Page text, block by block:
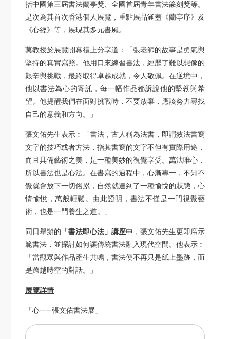
括中國第三屆書法蘭亭獎、全國首屆青年書法篆刻獎等。
是次為其首次香港個人展覽，重點展品涵蓋《蘭亭序》及
《心經》等，展現其多元書風。
莫教授於展覽開幕禮上分享道：「張老師的故事是勇氣與
堅持的真實寫照。他用口來練習書法，經歷了難以想像的
艱辛與挑戰，最終取得卓越成就，令人敬佩。在逆境中，
他以書法為心的寄託，每一幅作品都訴說他的堅韌與希
望。他提醒我們在面對挑戰時，不要放棄，應該努力尋找
自己的意義和方向。」
張文佑先生表示︰「書法，古人稱為法書，即謂效法書寫
文字的技巧或者方法，指其書寫的文字不但有實際用途，
而且具備藝術之美，是一種美妙的視覺享受。萬法唯心，
所以書法也是心法。在書寫的過程中，心漸專一，不知不
覺就會放下一切俗累，自然就達到了一種愉悅的狀態，心
情愉悅，萬般輕鬆。由此證明，書法不僅是一門視覺藝
術，也是一門養生之道。」
同日舉辦的 「書法即心法」講座中，張文佑先生更即席示
範書法，並探討如何讓傳統書法融入現代空間。他表示︰
「當觀眾與作品產生共鳴，書法便不再只是紙上墨跡，而
是跨越時空的對話。」
展覽詳情
「心——張文佑書法展」